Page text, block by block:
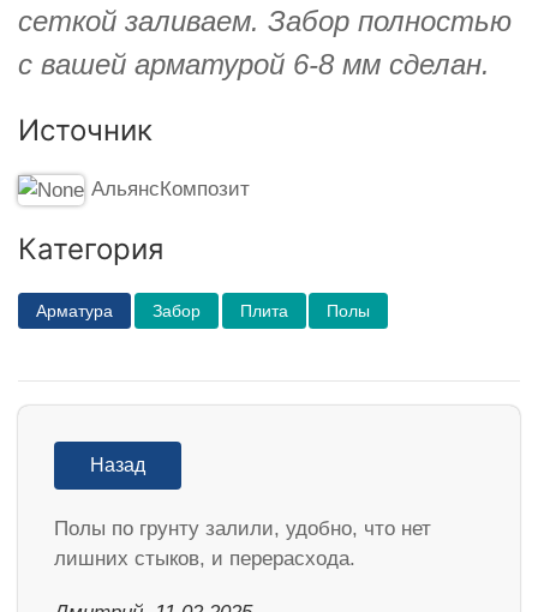
сеткой заливаем. Забор полностью
с вашей арматурой 6-8 мм сделан.
Источник
АльянсКомпозит
Категория
Арматура Забор Плита Полы
Назад
Полы по грунту залили, удобно, что нет
лишних стыков, и перерасхода.